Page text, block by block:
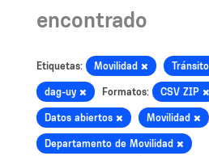
encontrado
Etiquetas: Movilidad Tránsito
dag-uy Formatos: CSV ZIP
Datos abiertos Movilidad
Departamento de Movilidad